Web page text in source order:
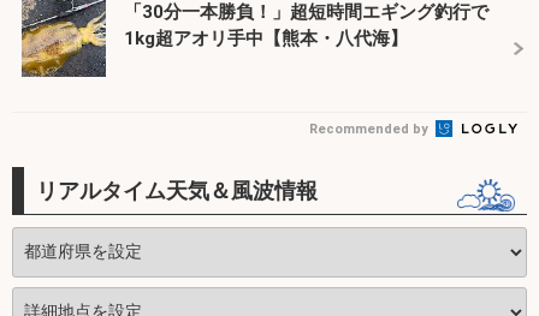
「30分一本勝負！」超短時間エギング釣行で
1kg超アオリ手中【熊本・八代海】
Recommended by
リアルタイム天気＆風波情報